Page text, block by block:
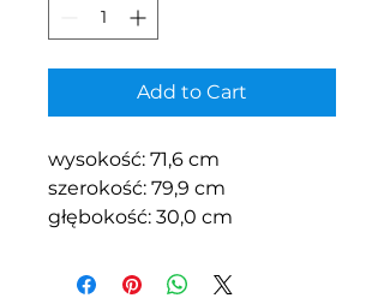
Add to Cart
wysokość: 71,6 cm
szerokość: 79,9 cm
głębokość: 30,0 cm